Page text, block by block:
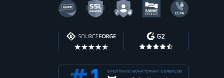
В РЕЙТИНГЕ МОНИТОРИНГ-СЕРВИСОВ